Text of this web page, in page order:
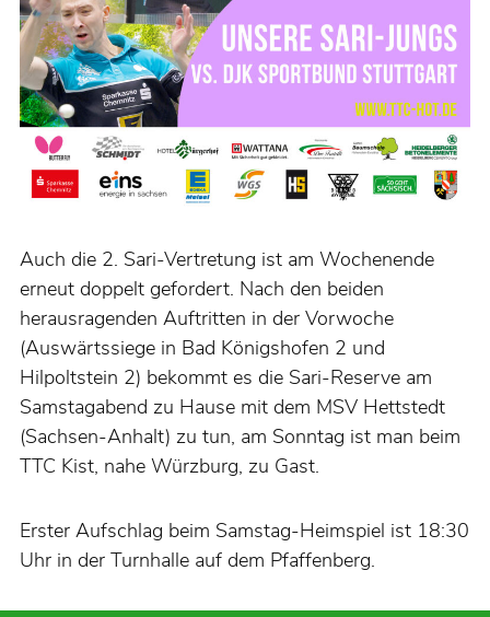
Auch die 2. Sari-Vertretung ist am Wochenende
erneut doppelt gefordert. Nach den beiden
herausragenden Auftritten in der Vorwoche
(Auswärtssiege in Bad Königshofen 2 und
Hilpoltstein 2) bekommt es die Sari-Reserve am
Samstagabend zu Hause mit dem MSV Hettstedt
(Sachsen-Anhalt) zu tun, am Sonntag ist man beim
TTC Kist, nahe Würzburg, zu Gast.
Erster Aufschlag beim Samstag-Heimspiel ist 18:30
Uhr in der Turnhalle auf dem Pfaffenberg.